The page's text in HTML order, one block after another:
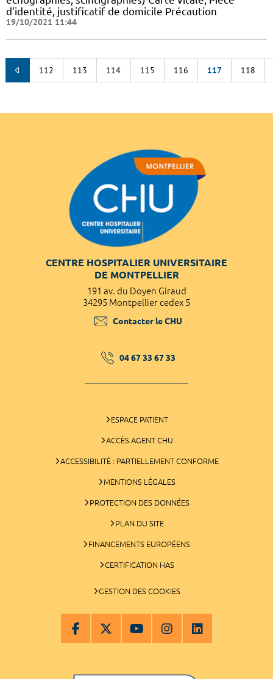
d'identité, justificatif de domicile Précaution
19/10/2021 11:44
112 113 114 115 116 117 118
CENTRE HOSPITALIER UNIVERSITAIRE
DE MONTPELLIER
191 av. du Doyen Giraud
34295 Montpellier cedex 5
Contacter le CHU
04 67 33 67 33
ESPACE PATIENT
ACCÈS AGENT CHU
ACCESSIBILITÉ : PARTIELLEMENT CONFORME
MENTIONS LÉGALES
PROTECTION DES DONNÉES
PLAN DU SITE
FINANCEMENTS EUROPÉENS
CERTIFICATION HAS
GESTION DES COOKIES